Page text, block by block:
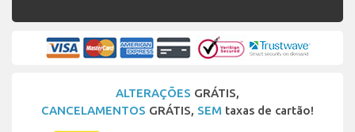
ALTERAÇÕES GRÁTIS,
CANCELAMENTOS GRÁTIS, SEM taxas de cartão!